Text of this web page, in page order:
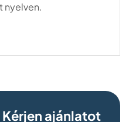
nyelven.
Kérjen ajánlatot